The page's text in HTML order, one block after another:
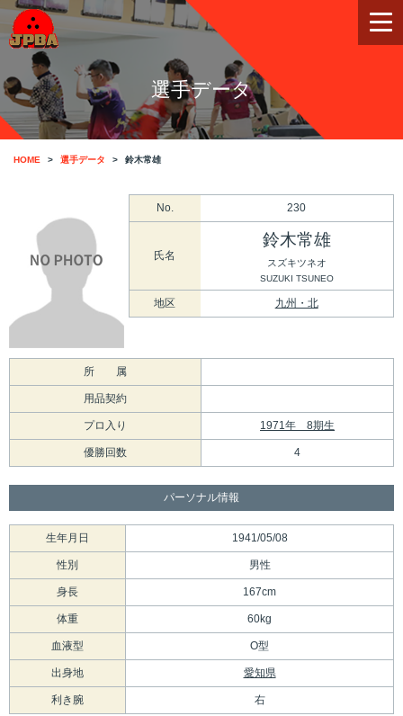
選手データ
HOME 選手データ 鈴木常雄
No. 230
氏名
鈴木常雄
スズキツネオ
SUZUKI TSUNEO
地区 九州・北
所 属
用品契約
プロ入り 1971年 8期生
優勝回数 4
パーソナル情報
生年月日 1941/05/08
性別 男性
身長 167cm
体重 60kg
血液型 O型
出身地 愛知県
利き腕 右